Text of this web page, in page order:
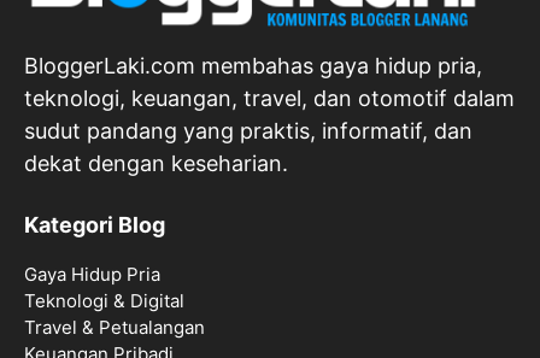
BloggerLaki.com membahas gaya hidup pria,
teknologi, keuangan, travel, dan otomotif dalam
sudut pandang yang praktis, informatif, dan
dekat dengan keseharian.
Kategori Blog
Gaya Hidup Pria
Teknologi & Digital
Travel & Petualangan